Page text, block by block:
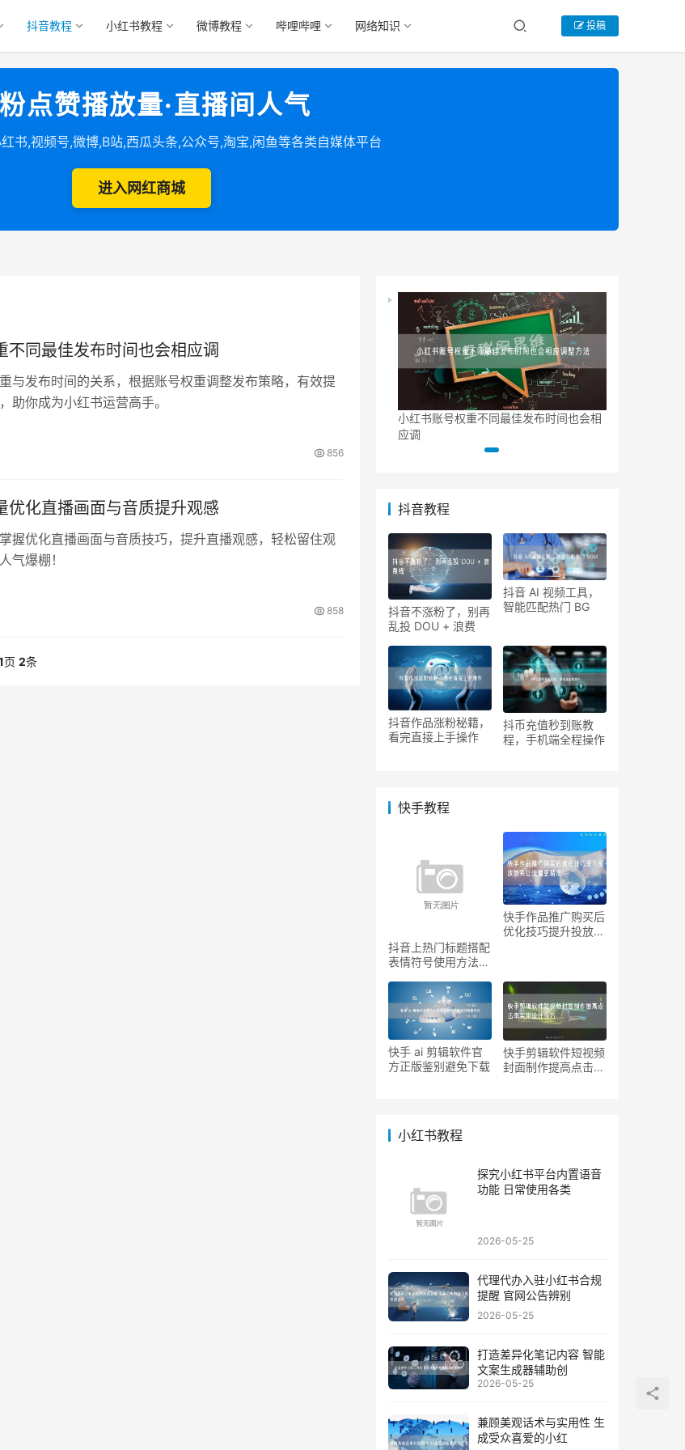
抖音教程 小红书教程 微博教程 哔哩哔哩 网络知识 投稿
点赞播放量·直播间人气
书,视频号,微博,B站,西瓜头条,公众号,淘宝,闲鱼等各类自媒体平台
进入网红商城
不同最佳发布时间也会相应调
与发布时间的关系，根据账号权重调整发布策略，有效提
助你成为小红书运营高手。
856
优化直播画面与音质提升观感
握优化直播画面与音质技巧，提升直播观感，轻松留住观
气爆棚！
858
页 2条
小红书账号权重不同最佳发布时间也会相
应调
抖音教程
抖音不涨粉了，别再
乱投 DOU + 浪费
抖音 AI 视频工具，
智能匹配热门 BG
抖音作品涨粉秘籍，
看完直接上手操作
抖币充值秒到账教
程，手机端全程操作
快手教程
抖音上热门标题搭配
表情符号使用方法提
快手作品推广购买后
优化技巧提升投放效
快手 ai 剪辑软件官
方正版鉴别避免下载
快手剪辑软件短视频
封面制作提高点击率
小红书教程
探究小红书平台内置语音
功能 日常使用各类
2026-05-25
代理代办入驻小红书合规
提醒 官网公告辨别
2026-05-25
打造差异化笔记内容 智能
文案生成器辅助创
2026-05-25
兼顾美观话术与实用性 生
成受众喜爱的小红